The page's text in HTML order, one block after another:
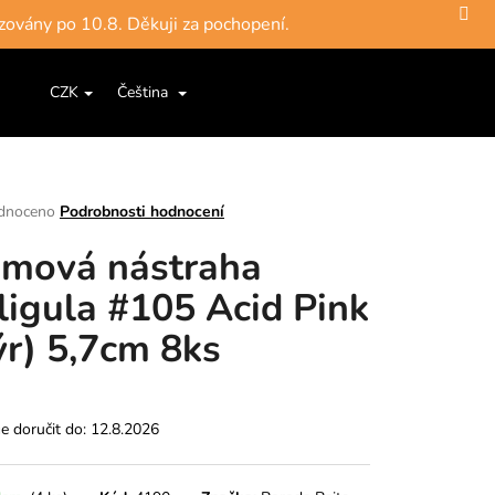
po 10.8. Děkuji za pochopení.
a šňůry Jigové hlavičky, háčky
CZK Čeština
Přihlášení
košík
Podrobnosti hodnocení
nástraha
#105 Acid Pink
5,7cm 8ks
doručit do: 12.8.2026